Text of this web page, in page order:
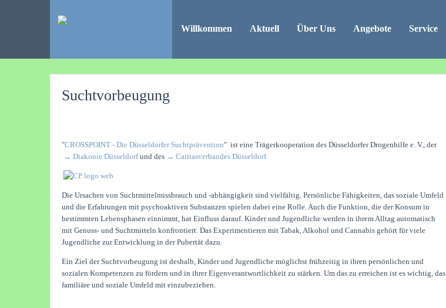
Willkommen Aktuell Über Uns Angebote Service
Suchtvorbeugung
"CROSSPOINT - Die Düsseldorfer Suchtprävention" ist eine Trägerkooperation des Düsseldorfer Drogenhilfe e. V., der
→ Diakonie Düsseldorfund des → Caritasverbandes Düsseldorf
Die Ursachen von Suchtmittelmissbrauch und -abhängigkeit sind vielfältig. Persönliche Fähigkeiten, das soziale Umfeld
und die Erfahrungen mit psychoaktiven Substanzen spielen dabei eine Rolle. Auch die Funktion, die der Konsum in
bestimmten Lebensphasen einnimmt, hat Einfluss darauf. Kinder und Jugendliche werden in ihrem Alltag automatisch
mit Genuss- und Suchtmitteln konfrontiert. Das Experimentieren mit Tabak, Alkohol und Cannabis gehört für viele
Jugendliche zur Entwicklung in der Pubertät dazu.
Ein Ziel der Suchtvorbeugung ist deshalb, Kinder und Jugendliche möglichst frühzeitig in ihren persönlichen und
sozialen Kompetenzen zu fördern und in ihrer Eigenverantwortlichkeit zu stärken. Um das zu erreichen ist es wichtig, das
familiäre und soziale Umfeld mit einzubeziehen.